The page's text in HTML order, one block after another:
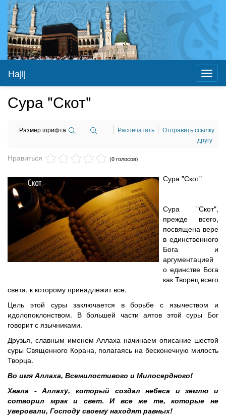
Hajij
Сура "Скот"
Размер шрифта Распечатать
Отправить ссылку
другу
Нравиться (0 голосов)
Сура "Скот"
Сура "Скот",
прежде всего,
посвящена вере
в единственного
Бога и
аргументацией
о единстве Бога
как Творец всего
света, к которому принадлежит все.
Цель этой суры заключается в борьбе с язычеством и
идолопоклонством. В большей части аятов этой суры Бог
говорит с язычниками.
Друзья, славным именем Аллаха начинаем описание шестой
суры Священного Корана, полагаясь на бесконечную милость
Творца.
Во имя Аллаха, Всемилостивого и Милосердного!
Хвала - Аллаху, который создал небеса и землю и
сотворил мрак и свет. И все же те, которые не
уверовали, Господу своему находят равных!